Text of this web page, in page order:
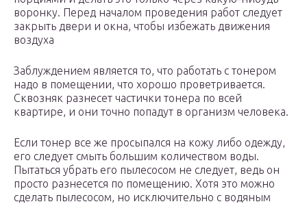
воронку. Перед началом проведения работ следует
закрыть двери и окна, чтобы избежать движения
воздуха
Заблуждением является то, что работать с тонером
надо в помещении, что хорошо проветривается.
Сквозняк разнесет частички тонера по всей
квартире, и они точно попадут в организм человека.
Если тонер все же просыпался на кожу либо одежду,
его следует смыть большим количеством воды.
Пытаться убрать его пылесосом не следует, ведь он
просто разнесется по помещению. Хотя это можно
сделать пылесосом, но исключительно с водяным